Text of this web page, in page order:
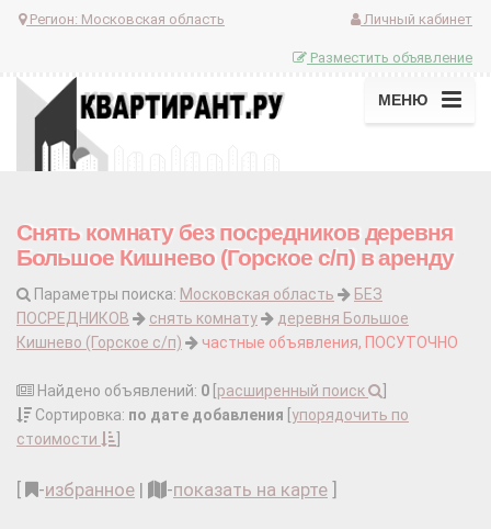
Регион: Московская область Личный кабинет
Разместить объявление
МЕНЮ
Снять комнату без посредников деревня
Большое Кишнево (Горское с/п) в аренду
Параметры поиска: Московская область
БЕЗ
ПОСРЕДНИКОВ
снять комнату
деревня Большое
Кишнево (Горское с/п)
частные объявления, ПОСУТОЧНО
Найдено объявлений: 0 расширенный поиск
Сортировка: по дате добавления упорядочить по
стоимости
-избранное | -показать на карте